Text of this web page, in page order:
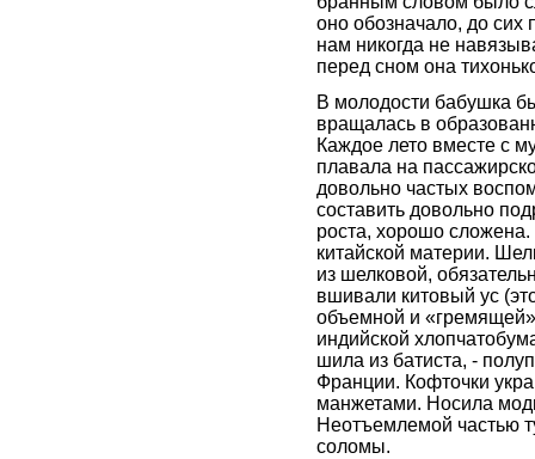
оно обозначало, до
нам никогда не
перед сном она
В молодости бабушка
вращалась в
Каждое лето вместе с
плавала на
довольно частых
составить довольно
роста, хорошо
китайской материи.
из шелковой,
вшивали китовый ус
объемной и
индийской
шила из батиста, -
Франции. Кофточки
манжетами. Носила
Неотъемлемой частью
соломы.